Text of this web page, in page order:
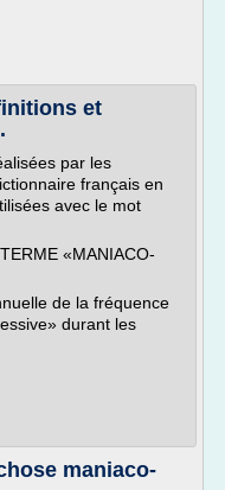
et
par les
français en
avec le mot
«MANIACO-
de la fréquence
durant les
maniaco-